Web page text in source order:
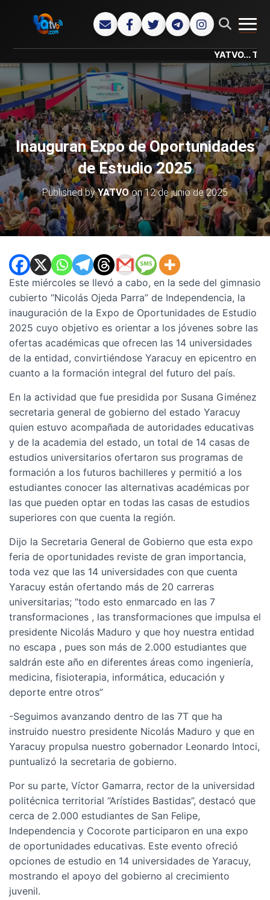
YATVO... Tu Canal
Inauguran Expo de Oportunidades
de Estudio 2025
Published byYATVOon12 de junio de 2025
Este miércoles se llevó a cabo, en la sede del gimnasio
cubierto “Nicolás Ojeda Parra” de Independencia, la
inauguración de la Expo de Oportunidades de Estudio
2025 cuyo objetivo es orientar a los jóvenes sobre las
ofertas académicas que ofrecen las 14 universidades
de la entidad, convirtiéndose Yaracuy en epicentro en
cuanto a la formación integral del futuro del país.
En la actividad que fue presidida por Susana Giménez
secretaria general de gobierno del estado Yaracuy
quien estuvo acompañada de autoridades educativas
y de la academia del estado, un total de 14 casas de
estudios universitarios ofertaron sus programas de
formación a los futuros bachilleres y permitió a los
estudiantes conocer las alternativas académicas por
las que pueden optar en todas las casas de estudios
superiores con que cuenta la región.
Dijo la Secretaria General de Gobierno que esta expo
feria de oportunidades reviste de gran importancia,
toda vez que las 14 universidades con que cuenta
Yaracuy están ofertando más de 20 carreras
universitarias; “todo esto enmarcado en las 7
transformaciones , las transformaciones que impulsa el
presidente Nicolás Maduro y que hoy nuestra entidad
no escapa , pues son más de 2.000 estudiantes que
saldrán este año en diferentes áreas como ingeniería,
medicina, fisioterapia, informática, educación y
deporte entre otros”
-Seguimos avanzando dentro de las 7T que ha
instruido nuestro presidente Nicolás Maduro y que en
Yaracuy propulsa nuestro gobernador Leonardo Intoci,
puntualizó la secretaria de gobierno.
Por su parte, Víctor Gamarra, rector de la universidad
politécnica territorial “Arístides Bastidas”, destacó que
cerca de 2.000 estudiantes de San Felipe,
Independencia y Cocorote participaron en una expo
de oportunidades educativas. Este evento ofreció
opciones de estudio en 14 universidades de Yaracuy,
mostrando el apoyo del gobierno al crecimiento
juvenil.